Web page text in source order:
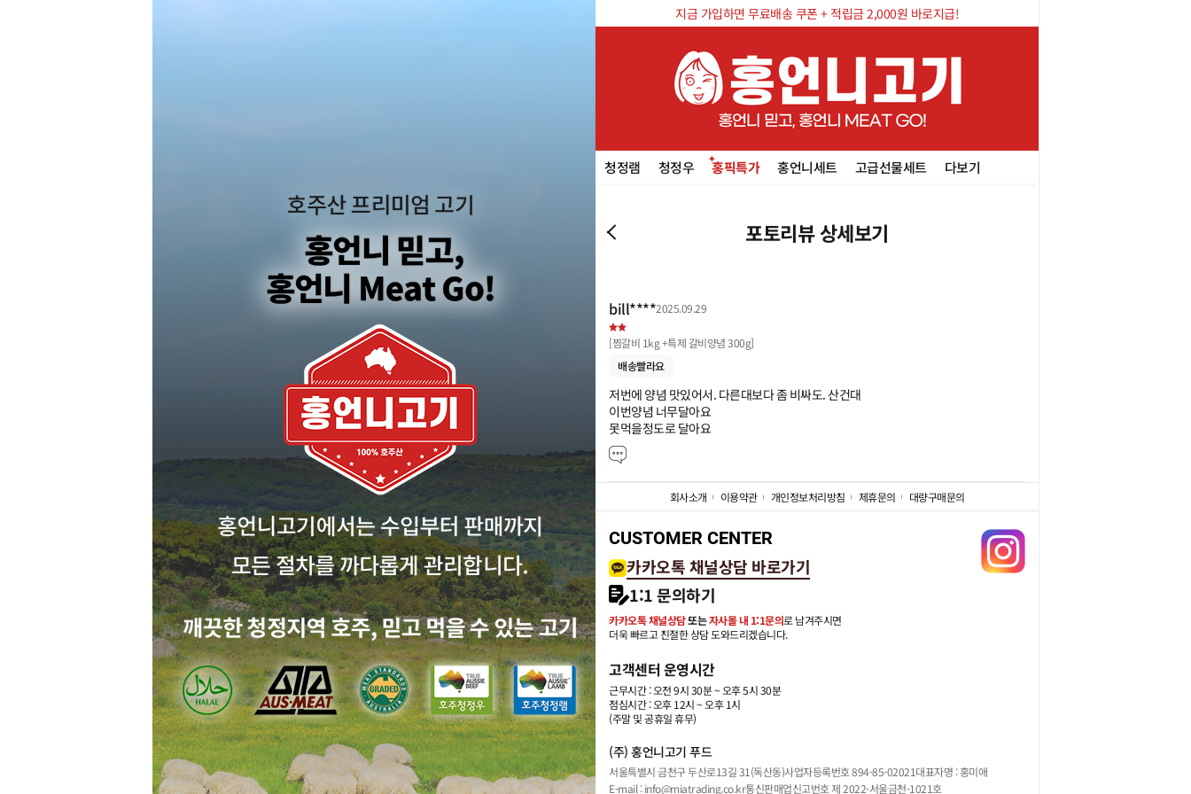
지금 가입하면 무료배송 쿠폰 + 적립금 2,000원 바로지급!
청정램 청정우 홍픽특가 홍언니세트 고급선물세트 다보기
포토리뷰 상세보기
bill****2025.09.29
[찜갈비 1kg +특제 갈비양념 300g]
배송빨라요
저번에 양념 맛있어서. 다른대보다 좀 비싸도. 산건대
이번양념 너무달아요
못먹을정도로 달아요
회사소개 이용약관 개인정보처리방침 제휴문의 대량구매문의
CUSTOMER CENTER
카카오톡 채널상담 바로가기
1:1 문의하기
카카오톡 채널상담또는자사몰 내 1:1문의로 남겨주시면
더욱 빠르고 친절한 상담 도와드리겠습니다.
고객센터 운영시간
근무시간 : 오전 9시 30분 ~ 오후 5시 30분
점심시간 : 오후 12시 ~ 오후 1시
(주말 및 공휴일 휴무)
(주) 홍언니고기 푸드
서울특별시 금천구 두산로13길 31(독산동)사업자등록번호 894-85-02021대표자명 : 홍미애
E-mail : info@miatrading.co.kr통신판매업신고번호 제 2022-서울금천-1021호